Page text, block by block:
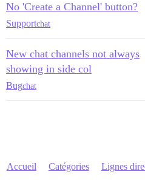
No 'Create a Channel' button?
Supportchat
New chat channels not always
showing in side col
Bugchat
Accueil Catégories Lignes